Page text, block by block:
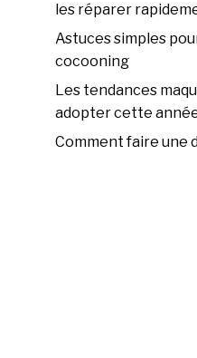
les réparer
Astuces simples
cocooning
Les tendances
adopter cette
Comment faire une